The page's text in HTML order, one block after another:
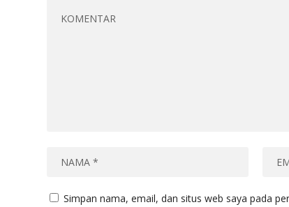
Simpan nama, email, dan situs web saya pada